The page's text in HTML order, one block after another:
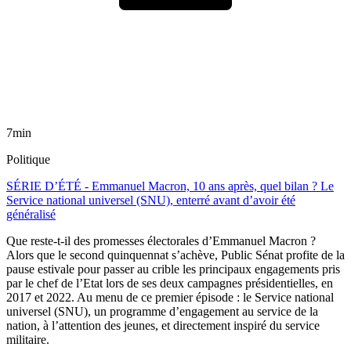
7min
Politique
SÉRIE D’ÉTÉ - Emmanuel Macron, 10 ans après, quel bilan ? Le
Service national universel (SNU), enterré avant d’avoir été
généralisé
Que reste-t-il des promesses électorales d’Emmanuel Macron ?
Alors que le second quinquennat s’achève, Public Sénat profite de la
pause estivale pour passer au crible les principaux engagements pris
par le chef de l’Etat lors de ses deux campagnes présidentielles, en
2017 et 2022. Au menu de ce premier épisode : le Service national
universel (SNU), un programme d’engagement au service de la
nation, à l’attention des jeunes, et directement inspiré du service
militaire.